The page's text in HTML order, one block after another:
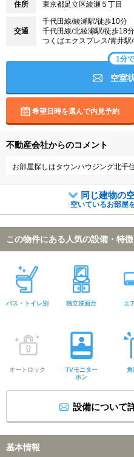
住所 東京都足立区綾瀬５丁目
交通
千代田線/綾瀬駅/徒歩10分
千代田線/北綾瀬駅/徒歩18分
つくばエクスプレス/青井駅
1分
空室
希望日時を選んで内見予約
不動産会社からのコメント
お部屋探しはタウンハウジング北千
同じ建物の
空いているお部屋
この物件にある人気の設備・特徴
バス・トイレ別 独立洗面台 エ
オートロック
TVモニター
ホン
角
設備について
基本情報